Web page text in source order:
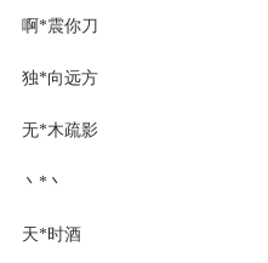
啊*震你刀
独*向远方
无*木疏影
丶*丶
天*时酒